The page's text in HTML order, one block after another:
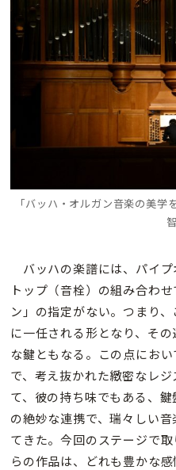
「バッハ・オルガン音楽の美
バッハの楽譜には、パイ
トップ（音栓）の組み合わ
ン」の指定がない。つまり
に一任される形となり、そ
な鍵ともなる。この点にお
で、考え抜かれた緻密なレ
て、彼の持ち味でもある、
の絶妙な連携で、瑞々しい
てきた。今回のステージで
らの作品は、どれも豊かな